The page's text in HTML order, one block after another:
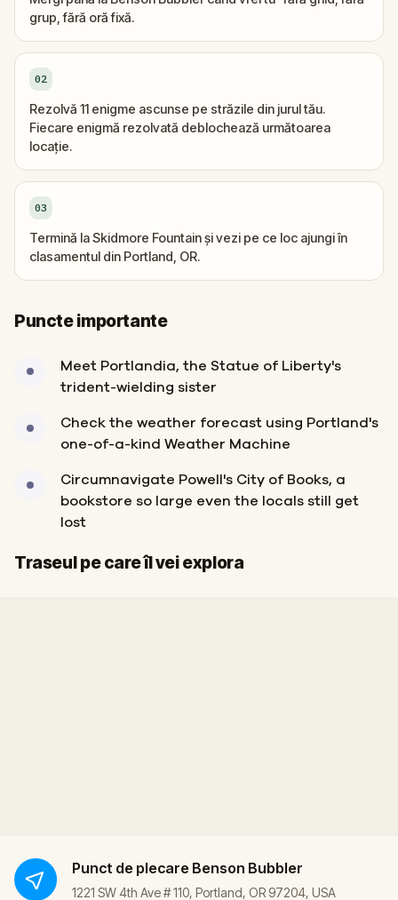
grup, fără oră fixă.
02
Rezolvă 11 enigme ascunse pe străzile din jurul tău.
Fiecare enigmă rezolvată deblochează următoarea
locație.
03
Termină la Skidmore Fountain și vezi pe ce loc ajungi în
clasamentul din Portland, OR.
Puncte importante
Meet Portlandia, the Statue of Liberty's
trident-wielding sister
Check the weather forecast using Portland's
one-of-a-kind Weather Machine
Circumnavigate Powell's City of Books, a
bookstore so large even the locals still get
lost
Traseul pe care îl vei explora
Start
Sosire
Punct de plecare Benson Bubbler
1221 SW 4th Ave # 110, Portland, OR 97204, USA